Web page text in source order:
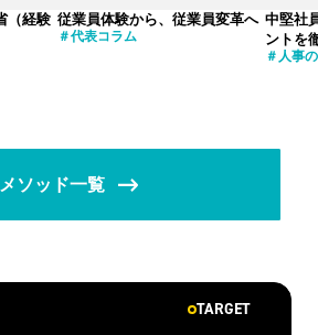
（経験 従業員体験から、従業員変革へ
代表コラム
中堅社
ントを
人事
メソッド一覧
TARGET